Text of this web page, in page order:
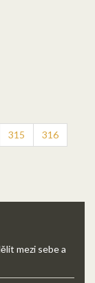
315 316
mezi sebe a